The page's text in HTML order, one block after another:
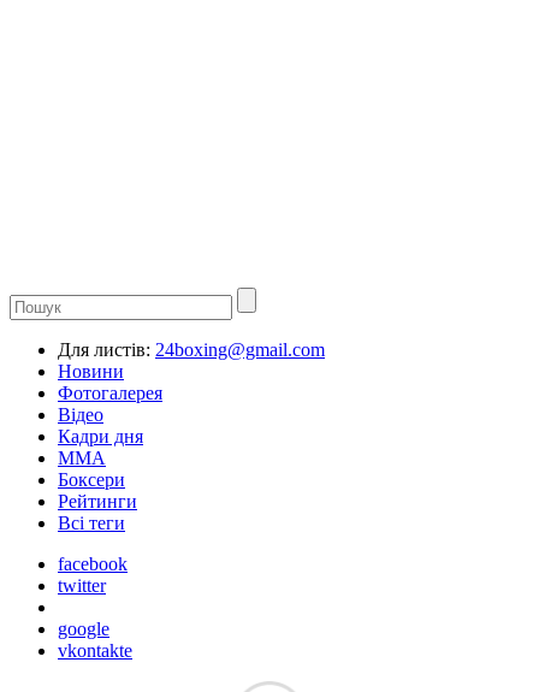
Для листів: 24boxing@gmail.com
Новини
Фотогалерея
Відео
Кадри дня
ММА
Боксери
Рейтинги
Всі теги
facebook
twitter
google
vkontakte